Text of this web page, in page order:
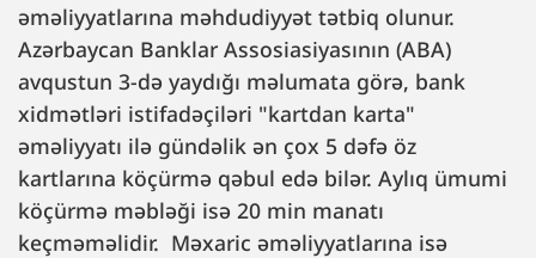
əməliyyatlarına məhdudiyyət tətbiq olunur.
Azərbaycan Banklar Assosiasiyasının (ABA)
avqustun 3-də yaydığı məlumata görə, bank
xidmətləri istifadəçiləri "kartdan karta"
əməliyyatı ilə gündəlik ən çox 5 dəfə öz
kartlarına köçürmə qəbul edə bilər. Aylıq ümumi
köçürmə məbləği isə 20 min manatı
keçməməlidir. Məxaric əməliyyatlarına isə